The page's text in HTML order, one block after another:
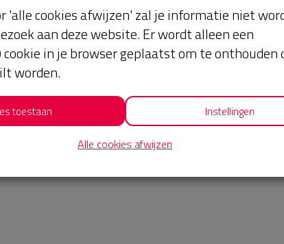
'alle cookies afwijzen' zal je informatie niet
aan deze website. Er wordt alleen een
cookie in je browser geplaatst om te onthouden
worden.
toestaan Instellingen
Alle cookies afwijzen